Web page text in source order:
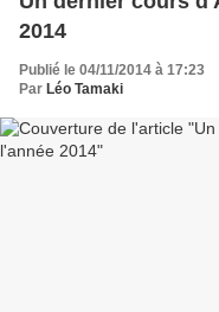
2014
Publié le 04/11/2014 à 17:23
Par Léo Tamaki